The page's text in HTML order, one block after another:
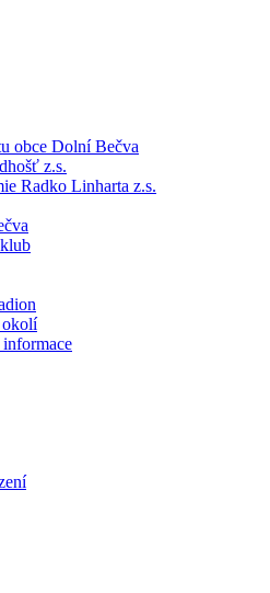
obce Dolní Bečva
z.s.
Radko Linharta z.s.
okolí